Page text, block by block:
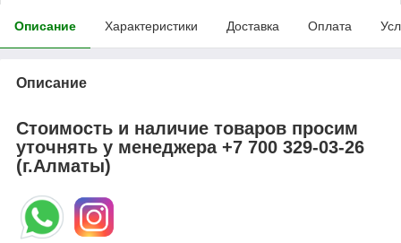
Описание Характеристики Доставка Оплата
Описание
Стоимость и наличие товаров просим
уточнять у менеджера+7 700 329-03-26
(г.Алматы)